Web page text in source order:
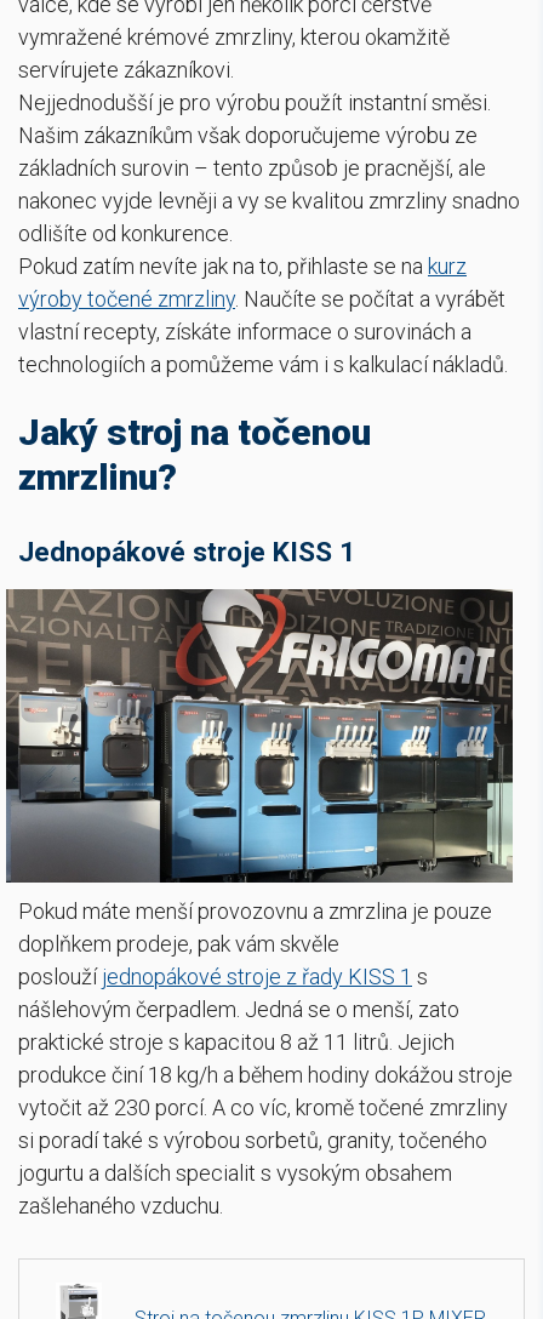
vymražené krémové zmrzliny, kterou okamžitě
servírujete zákazníkovi.
Nejjednodušší je pro výrobu použít instantní směsi.
Našim zákazníkům však doporučujeme výrobu ze
základních surovin – tento způsob je pracnější, ale
nakonec vyjde levněji a vy se kvalitou zmrzliny snadno
odlišíte od konkurence.
Pokud zatím nevíte jak na to, přihlaste se na kurz
výroby točené zmrzliny. Naučíte se počítat a vyrábět
vlastní recepty, získáte informace o surovinách a
technologiích a pomůžeme vám i s kalkulací nákladů.
Jaký stroj na točenou
zmrzlinu?
Jednopákové stroje KISS 1
Pokud máte menší provozovnu a zmrzlina je pouze
doplňkem prodeje, pak vám skvěle
posloužíjednopákové stroje z řady KISS 1 s
nášlehovým čerpadlem. Jedná se o menší, zato
praktické stroje s kapacitou 8 až 11 litrů. Jejich
produkce činí 18 kg/h a během hodiny dokážou stroje
vytočit až 230 porcí. A co víc, kromě točené zmrzliny
si poradí také s výrobou sorbetů, granity, točeného
jogurtu a dalších specialit s vysokým obsahem
zašlehaného vzduchu.